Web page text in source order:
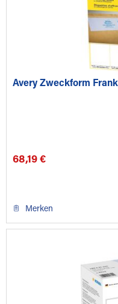
Avery Zweckform
68,19 €
Merken